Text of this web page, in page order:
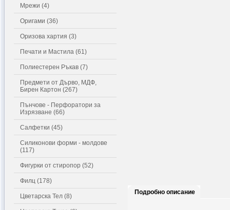
Мрежи (4)
Оригами (36)
Оризова хартия (3)
Печати и Мастила (61)
Полиестерен Ръкав (7)
Предмети от Дърво, МДФ,
Бирен Картон (267)
Пънчове - Перфоратори за
Изрязване (66)
Салфетки (45)
Силиконови форми - молдове
(117)
Фигурки от стиропор (52)
Филц (178)
Цветарска Тел (8)
Подробно описание